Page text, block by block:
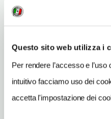
Questo sito web utilizza i
Per rendere l’accesso e
intuitivo facciamo uso dei
accetta l'impostazione dei
INDIRIZZO
Zamkowa osiedle 11